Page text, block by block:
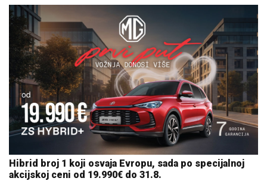
Hibrid broj 1 koji osvaja Evropu, sada po specijalnoj
akcijskoj ceni od 19.990€ do 31.8.